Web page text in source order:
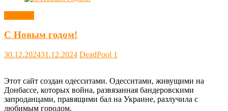
С Новым годом!
30.12.202431.12.2024 DeadPool 1
Этот сайт создан одесситами. Одесситами, живущими на
Донбассе, которых война, развязанная бандеровскими
запроданцами, правящими бал на Украине, разлучила с
любимым городом.